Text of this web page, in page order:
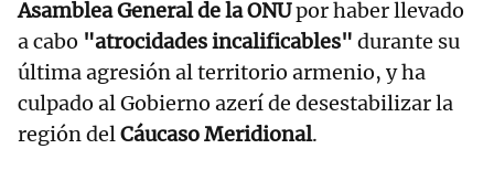
Asamblea General de la ONUpor haber llevado
a cabo "atrocidades incalificables" durante su
última agresión al territorio armenio, y ha
culpado al Gobierno azerí de desestabilizar la
región delCáucaso Meridional.